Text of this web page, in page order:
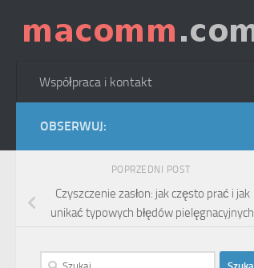
Skip to content
Współpraca i kontakt
OBSERWUJ:
POPRZEDNI POST
Czyszczenie zasłon: jak często prać i jak
unikać typowych błędów pielęgnacyjnych
Szukaj: